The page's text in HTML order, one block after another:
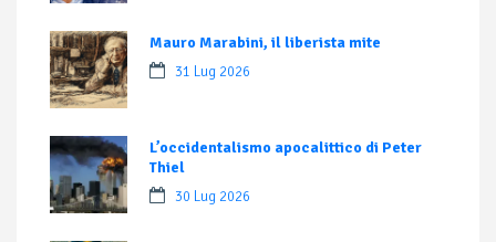
Mauro Marabini, il liberista mite
31 Lug 2026
L’occidentalismo apocalittico di Peter
Thiel
30 Lug 2026